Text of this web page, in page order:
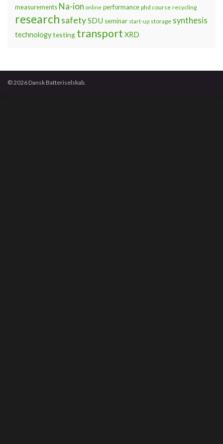
measurements Na-ion online performance phd course recycling
research safetySDU seminar start-up storage synthesis
technologytesting transport XRD
© 2026 Dansk Batteriselskab.